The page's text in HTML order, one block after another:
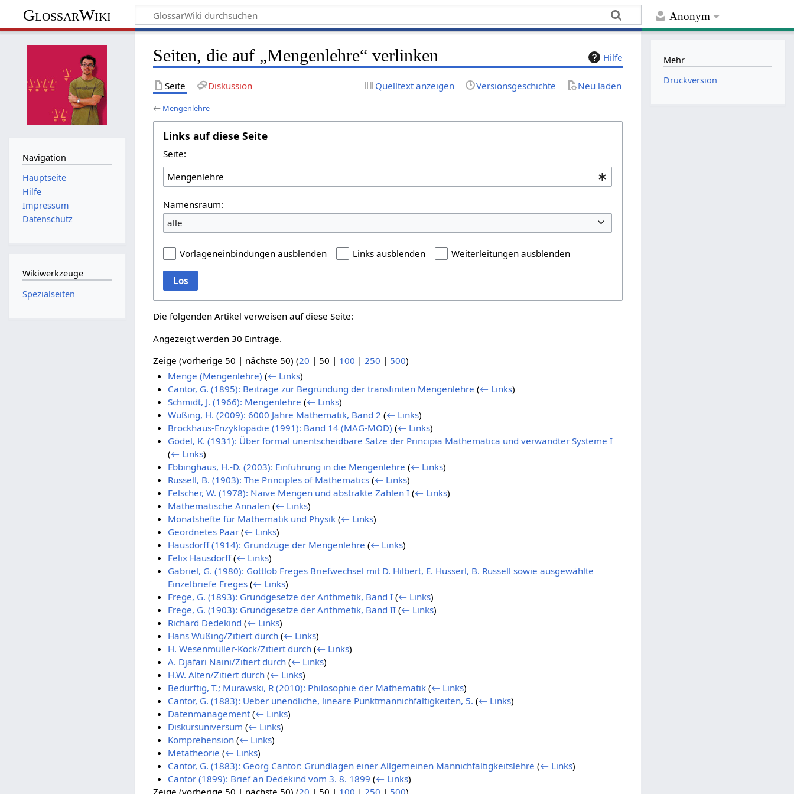
Anonym
GlossarWiki
Hilfe
Seiten, die auf „Mengenlehre“ verlinken
Seite Diskussion Quelltext anzeigen Versionsgeschichte Neu laden
← Mengenlehre
Links auf diese Seite
Seite:
Namensraum:
alle
Vorlageneinbindungen ausblenden Links ausblenden Weiterleitungen ausblenden
Los
Die folgenden Artikel verweisen auf diese Seite:
Angezeigt werden 30 Einträge.
Zeige (vorherige 50 | nächste 50) (20 | 50 | 100 | 250 | 500)
Menge (Mengenlehre) (← Links)
Cantor, G. (1895): Beiträge zur Begründung der transfiniten Mengenlehre (← Links)
Schmidt, J. (1966): Mengenlehre (← Links)
Wußing, H. (2009): 6000 Jahre Mathematik, Band 2 (← Links)
Brockhaus-Enzyklopädie (1991): Band 14 (MAG-MOD) (← Links)
Gödel, K. (1931): Über formal unentscheidbare Sätze der Principia Mathematica und verwandter Systeme I
(← Links)
Ebbinghaus, H.-D. (2003): Einführung in die Mengenlehre (← Links)
Russell, B. (1903): The Principles of Mathematics (← Links)
Felscher, W. (1978): Naive Mengen und abstrakte Zahlen I (← Links)
Mathematische Annalen (← Links)
Monatshefte für Mathematik und Physik (← Links)
Geordnetes Paar (← Links)
Hausdorff (1914): Grundzüge der Mengenlehre (← Links)
Felix Hausdorff (← Links)
Gabriel, G. (1980): Gottlob Freges Briefwechsel mit D. Hilbert, E. Husserl, B. Russell sowie ausgewählte
Einzelbriefe Freges (← Links)
Frege, G. (1893): Grundgesetze der Arithmetik, Band I (← Links)
Frege, G. (1903): Grundgesetze der Arithmetik, Band II (← Links)
Richard Dedekind (← Links)
Hans Wußing/Zitiert durch (← Links)
H. Wesenmüller-Kock/Zitiert durch (← Links)
A. Djafari Naini/Zitiert durch (← Links)
H.W. Alten/Zitiert durch (← Links)
Bedürftig, T.; Murawski, R (2010): Philosophie der Mathematik (← Links)
Cantor, G. (1883): Ueber unendliche, lineare Punktmannichfaltigkeiten, 5. (← Links)
Datenmanagement (← Links)
Diskursuniversum (← Links)
Komprehension (← Links)
Metatheorie (← Links)
Cantor, G. (1883): Georg Cantor: Grundlagen einer Allgemeinen Mannichfaltigkeitslehre (← Links)
Cantor (1899): Brief an Dedekind vom 3. 8. 1899 (← Links)
Navigation
Hauptseite
Hilfe
Impressum
Datenschutz
Wikiwerkzeuge
Spezialseiten
Mehr
Druckversion